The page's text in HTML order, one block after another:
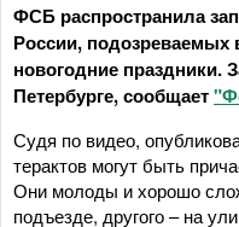
ФСБ распространила
России, подозреваемых
новогодние праздники.
Петербурге, сообщает
Судя по видео,
терактов могут быть
Они молоды и хорошо
подъезде, другого – на